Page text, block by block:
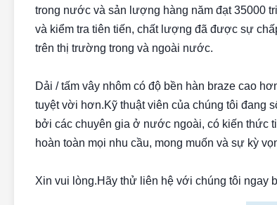
trong nước và sản lượng hàng năm đạt 35000
và kiểm tra tiên tiến, chất lượng đã được sự
trên thị trường trong và ngoài nước.
Dải / tấm vây nhôm có độ bền hàn braze cao
tuyệt vời hơn.Kỹ thuật viên của chúng tôi đang
bởi các chuyên gia ở nước ngoài, có kiến ​​thức
hoàn toàn mọi nhu cầu, mong muốn và sự kỳ
Xin vui lòng.Hãy thử liên hệ với chúng tôi ngay